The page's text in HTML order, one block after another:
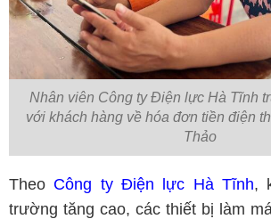
Nhân viên Công ty Điện lực Hà Tĩnh
với khách hàng về hóa đơn tiền điện
Thảo
Theo Công ty Điện lực Hà Tĩnh,
trường tăng cao, các thiết bị làm